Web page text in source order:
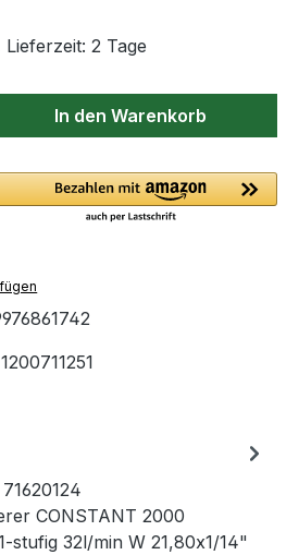
2 Tage
Gib den
In den Warenkorb
1200711251
CONSTANT 2000
stufig 32l/min W 21,80x1/14"